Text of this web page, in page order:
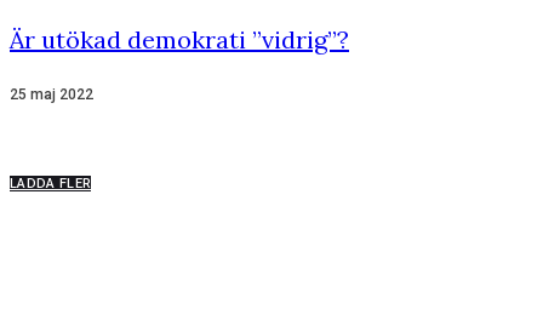
Är utökad demokrati ”vidrig”?
25 maj 2022
LADDA FLER